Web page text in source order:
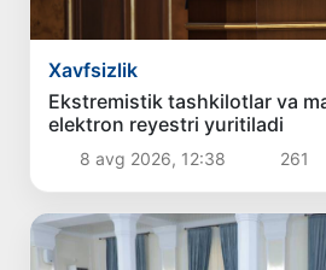
Xavfsizlik
Ekstremistik tashkilotlar va
elektron reyestri yuritiladi
8 avg 2026, 12:38 261